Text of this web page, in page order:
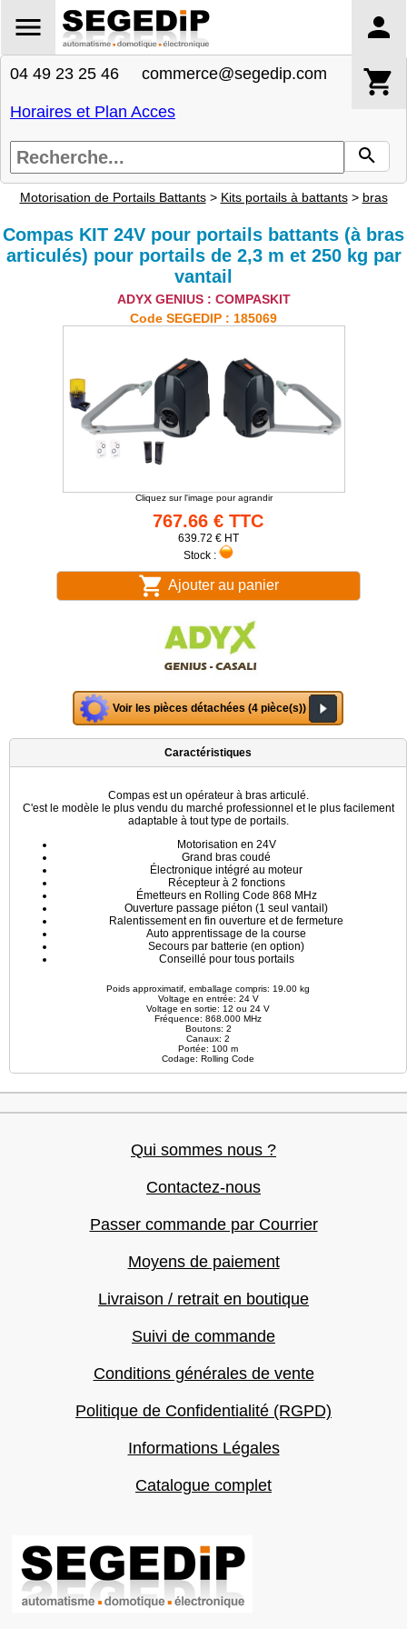
04 49 23 25 46 commerce@segedip.com
Horaires et Plan Acces
Motorisation de Portails Battants> Kits portails à battants> bras
Compas KIT 24V pour portails battants (à bras
articulés) pour portails de 2,3 m et 250 kg par
vantail
ADYX GENIUS : COMPASKIT
Code SEGEDIP : 185069
Cliquez sur l'image pour agrandir
767.66 € TTC
639.72 € HT
Stock :
Ajouter au panier
Voir les pièces détachées (4 pièce(s))
Caractéristiques
Compas est un opérateur à bras articulé.
C'est le modèle le plus vendu du marché professionnel et le plus facilement
adaptable à tout type de portails.
Motorisation en 24V
Grand bras coudé
Électronique intégré au moteur
Récepteur à 2 fonctions
Émetteurs en Rolling Code 868 MHz
Ouverture passage piéton (1 seul vantail)
Ralentissement en fin ouverture et de fermeture
Auto apprentissage de la course
Secours par batterie (en option)
Conseillé pour tous portails
Poids approximatif, emballage compris: 19.00 kg
Voltage en entrée: 24 V
Voltage en sortie: 12 ou 24 V
Fréquence: 868.000 MHz
Boutons: 2
Canaux: 2
Portée: 100 m
Codage: Rolling Code
Qui sommes nous ?
Contactez-nous
Passer commande par Courrier
Moyens de paiement
Livraison / retrait en boutique
Suivi de commande
Conditions générales de vente
Politique de Confidentialité (RGPD)
Informations Légales
Catalogue complet